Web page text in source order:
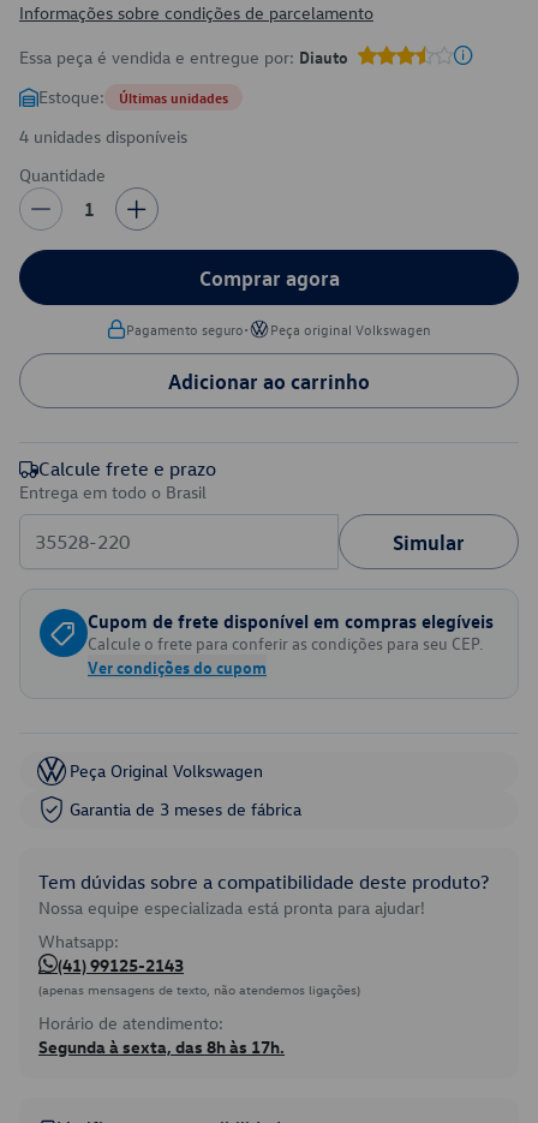
Informações sobre condições de parcelamento
Essa peça é vendida e entregue por: Diauto
Estoque: Últimas unidades
4 unidades disponíveis
Quantidade
1
Comprar agora
Pagamento seguro• Peça original Volkswagen
Adicionar ao carrinho
Calcule frete e prazo
Entrega em todo o Brasil
Simular
Cupom de frete disponível em compras elegíveis
Calcule o frete para conferir as condições para seu CEP.
Ver condições do cupom
Peça Original Volkswagen
Garantia de 3 meses de fábrica
Tem dúvidas sobre a compatibilidade deste produto?
Nossa equipe especializada está pronta para ajudar!
Whatsapp:
(41) 99125-2143
(apenas mensagens de texto, não atendemos ligações)
Horário de atendimento:
Segunda à sexta, das 8h às 17h.